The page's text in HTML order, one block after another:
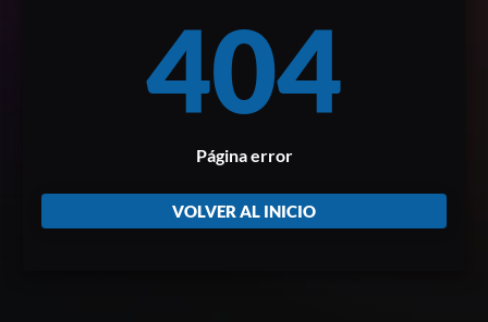
404
Página error
VOLVER AL INICIO